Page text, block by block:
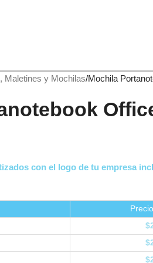
Maletines y Mochilas Mochila
con el logo de tu empresa
$
$
$